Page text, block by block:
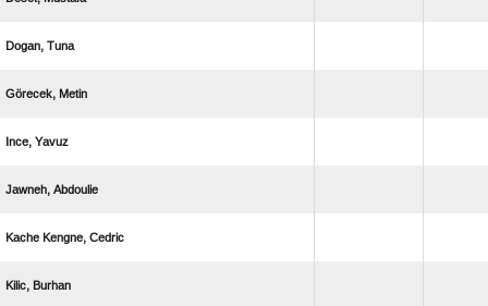
 
 
 
 
  
 